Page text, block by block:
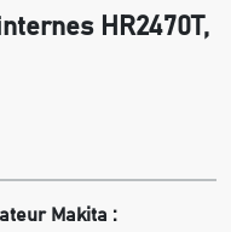
HR2470T,
Makita :